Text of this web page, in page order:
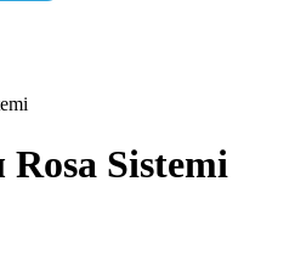
Sistemi